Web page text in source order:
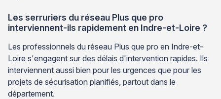
Les serruriers du réseau Plus que pro
interviennent-ils rapidement en Indre-et-Loire ?
Les professionnels du réseau Plus que pro en Indre-et-
Loire s'engagent sur des délais d'intervention rapides. Ils
interviennent aussi bien pour les urgences que pour les
projets de sécurisation planifiés, partout dans le
département.